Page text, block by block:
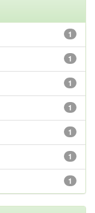
1
1
1
1
1
1
1